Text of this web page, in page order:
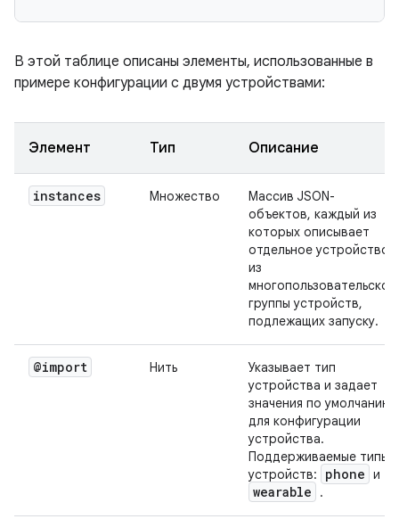
В этой таблице описаны элементы, использованные в
примере конфигурации с двумя устройствами:
Элемент Тип Описание
instances Множество
Массив JSON-
объектов, каждый из
которых описывает
отдельное устройство
из
многопользовательской
группы устройств,
подлежащих запуску.
@import Нить
Указывает тип
устройства и задает
значения по умолчанию
для конфигурации
устройства.
Поддерживаемые типы
устройств:
phone и
wearable .